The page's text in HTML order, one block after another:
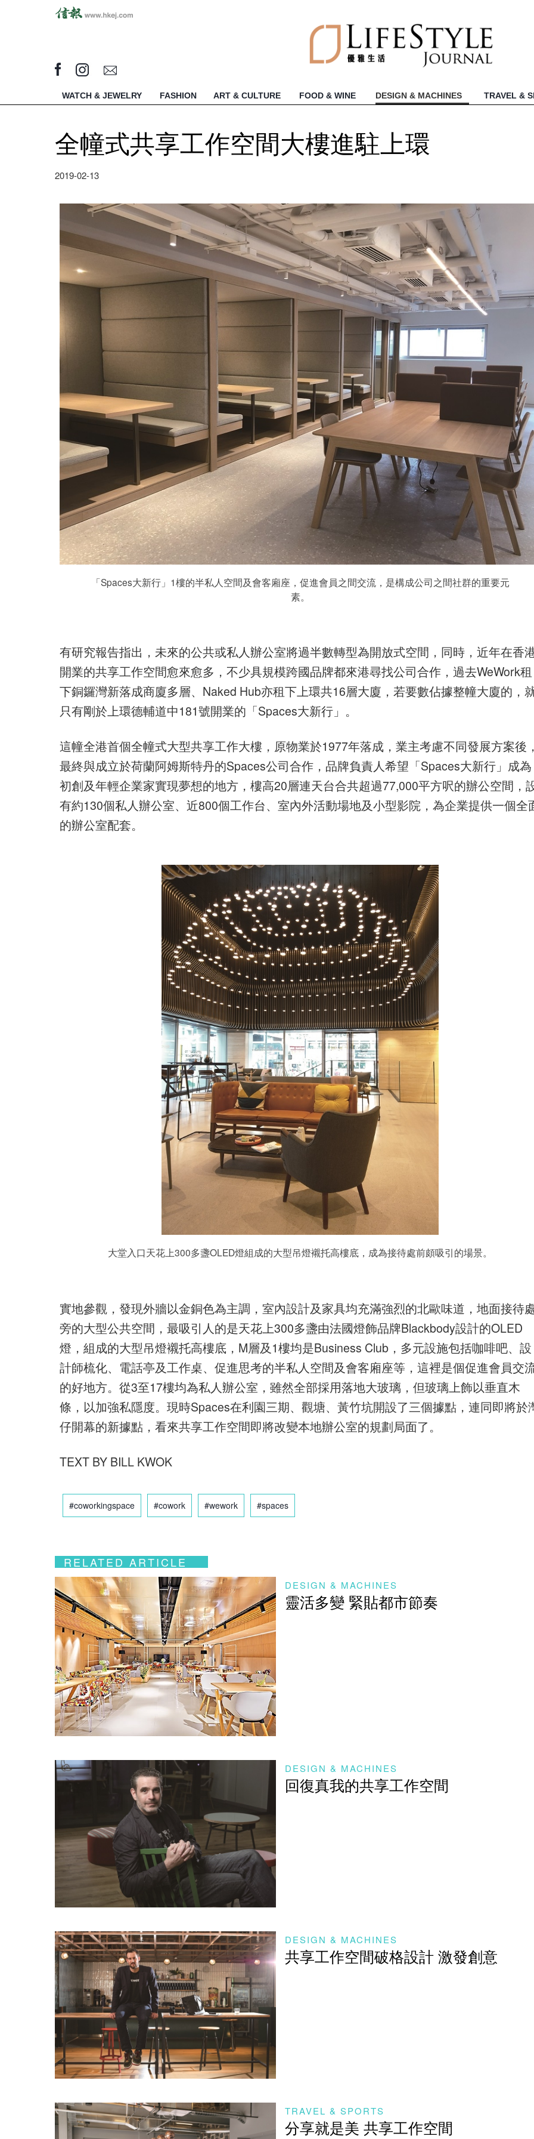
WATCH & JEWELRY FASHION ART & CULTURE FOOD & WINE DESIGN & MACHINES TRAVEL &
全幢式共享工作空間大樓進駐上環
2019-02-13
「Spaces大新行」1樓的半私人空間及會客廂座，促進會員之間交流，是構成公司之間社群的重要元
素。
有研究報告指出，未來的公共或私人辦公室將過半數轉型為開放式空間，同時，近年在香
開業的共享工作空間愈來愈多，不少具規模跨國品牌都來港尋找公司合作，過去WeWork租
下銅鑼灣新落成商廈多層、Naked Hub亦租下上環共16層大廈，若要數佔據整幢大廈的，
只有剛於上環德輔道中181號開業的「Spaces大新行」。
這幢全港首個全幢式大型共享工作大樓，原物業於1977年落成，業主考慮不同發展方案後
最終與成立於荷蘭阿姆斯特丹的Spaces公司合作，品牌負責人希望「Spaces大新行」成為
初創及年輕企業家實現夢想的地方，樓高20層連天台合共超過77,000平方呎的辦公空間，
有約130個私人辦公室、近800個工作台、室內外活動場地及小型影院，為企業提供一個全
的辦公室配套。
大堂入口天花上300多盞OLED燈組成的大型吊燈襯托高樓底，成為接待處前頗吸引的場景。
實地參觀，發現外牆以金銅色為主調，室內設計及家具均充滿強烈的北歐味道，地面接待
旁的大型公共空間，最吸引人的是天花上300多盞由法國燈飾品牌Blackbody設計的OLED
燈，組成的大型吊燈襯托高樓底，M層及1樓均是Business Club，多元設施包括咖啡吧、設
計師梳化、電話亭及工作桌、促進思考的半私人空間及會客廂座等，這裡是個促進會員交
的好地方。從3至17樓均為私人辦公室，雖然全部採用落地大玻璃，但玻璃上飾以垂直木
條，以加強私隱度。現時Spaces在利園三期、觀塘、黃竹坑開設了三個據點，連同即將於
仔開幕的新據點，看來共享工作空間即將改變本地辦公室的規劃局面了。
TEXT BY BILL KWOK
#coworkingspace #cowork #wework #spaces
RELATED ARTICLE
DESIGN & MACHINES
靈活多變 緊貼都市節奏
DESIGN & MACHINES
回復真我的共享工作空間
DESIGN & MACHINES
共享工作空間破格設計 激發創意
TRAVEL & SPORTS
分享就是美 共享工作空間